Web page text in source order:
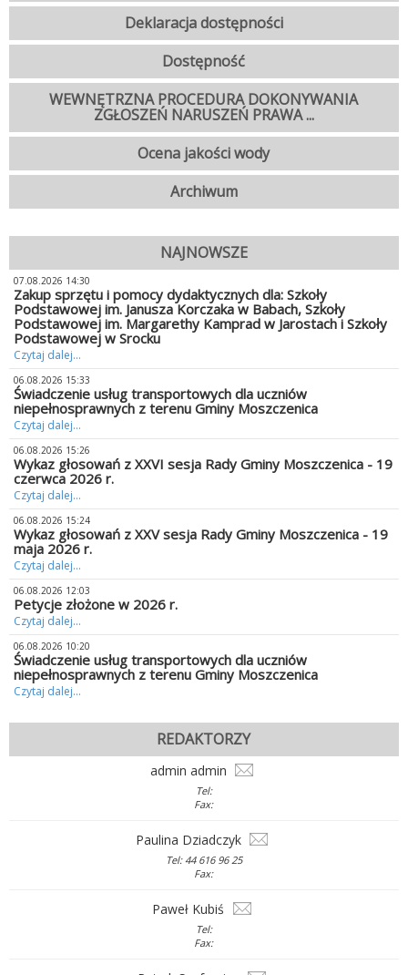
Deklaracja dostępności
Dostępność
WEWNĘTRZNA PROCEDURA DOKONYWANIA
ZGŁOSZEŃ NARUSZEŃ PRAWA ...
Ocena jakości wody
Archiwum
NAJNOWSZE
07.08.2026 14:30
Zakup sprzętu i pomocy dydaktycznych dla: Szkoły
Podstawowej im. Janusza Korczaka w Babach, Szkoły
Podstawowej im. Margarethy Kamprad w Jarostach i Szkoły
Podstawowej w Srocku
Czytaj dalej...
06.08.2026 15:33
Świadczenie usług transportowych dla uczniów
niepełnosprawnych z terenu Gminy Moszczenica
Czytaj dalej...
06.08.2026 15:26
Wykaz głosowań z XXVI sesja Rady Gminy Moszczenica - 19
czerwca 2026 r.
Czytaj dalej...
06.08.2026 15:24
Wykaz głosowań z XXV sesja Rady Gminy Moszczenica - 19
maja 2026 r.
Czytaj dalej...
06.08.2026 12:03
Petycje złożone w 2026 r.
Czytaj dalej...
06.08.2026 10:20
Świadczenie usług transportowych dla uczniów
niepełnosprawnych z terenu Gminy Moszczenica
Czytaj dalej...
REDAKTORZY
admin admin
Tel:
Fax:
Paulina Dziadczyk
Tel: 44 616 96 25
Fax:
Paweł Kubiś
Tel:
Fax: